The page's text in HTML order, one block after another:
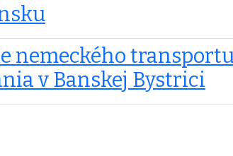
nemeckého
v Banskej Bystrici